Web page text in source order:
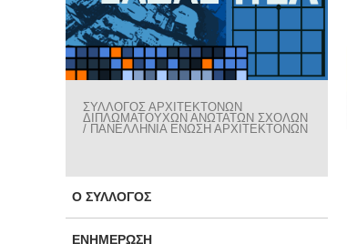
ΣΥΛΛΟΓΟΣ ΑΡΧΙΤΕΚΤΟΝΩΝ
ΔΙΠΛΩΜΑΤΟΥΧΩΝ ΑΝΩΤΑΤΩΝ ΣΧΟΛΩΝ
/ ΠΑΝΕΛΛΗΝΙΑ ΕΝΩΣΗ ΑΡΧΙΤΕΚΤΟΝΩΝ
Ο ΣΎΛΛΟΓΟΣ
ΕΝΗΜΈΡΩΣΗ